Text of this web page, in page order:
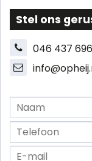
Stel ons
046 437